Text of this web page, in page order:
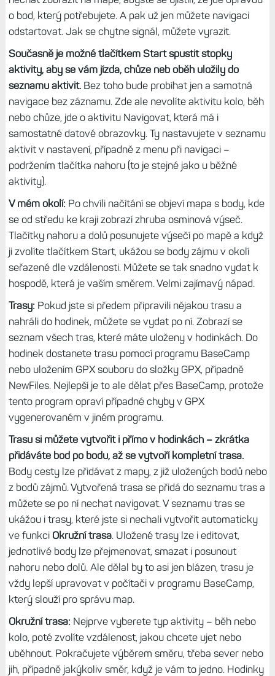
o bod, který potřebujete. A pak už jen můžete navigaci
odstartovat. Jak se chytne signál, můžete vyrazit.
Současně je možné tlačítkem Start spustit stopky
aktivity, aby se vám jízda, chůze neb oběh uložily do
seznamu aktivit.Bez toho bude probíhat jen a samotná
navigace bez záznamu. Zde ale nevolíte aktivitu kolo, běh
nebo chůze, jde o aktivitu Navigovat, která má i
samostatné datové obrazovky. Ty nastavujete v seznamu
aktivit v nastavení, případně z menu při navigaci –
podržením tlačítka nahoru (to je stejné jako u běžné
aktivity).
V mém okolí: Po chvíli načítání se objeví mapa s body, kde
se od středu ke kraji zobrazí zhruba osminová výseč.
Tlačítky nahoru a dolů posunujete výsečí po mapě a když
ji zvolíte tlačítkem Start, ukážou se body zájmu v okolí
seřazené dle vzdálenosti. Můžete se tak snadno vydat k
hospodě, která je vaším směrem. Velmi zajímavý nápad.
Trasy: Pokud jste si předem připravili nějakou trasu a
nahráli do hodinek, můžete se vydat po ní. Zobrazí se
seznam všech tras, které máte uloženy v hodinkách. Do
hodinek dostanete trasu pomocí programu BaseCamp
nebo uložením GPX souboru do složky GPX, případně
NewFiles. Nejlepší je to ale dělat přes BaseCamp, protože
tento program opraví případné chyby v GPX
vygenerovaném v jiném programu.
Trasu si můžete vytvořit i přímo v hodinkách – zkrátka
přidáváte bod po bodu, až se vytvoří kompletní trasa.
Body cesty lze přidávat z mapy, z již uložených bodů nebo
z bodů zájmů. Vytvořená trasa se přidá do seznamu tras a
můžete se po ní nechat navigovat. V seznamu tras se
ukážou i trasy, které jste si nechali vytvořit automaticky
ve funkci Okružní trasa. Uložené trasy lze i editovat,
jednotlivé body lze přejmenovat, smazat i posunout
nahoru nebo dolů. Ale dělal by to asi jen blázen, trasu je
vždy lepší upravovat v počítači v programu BaseCamp,
který slouží pro správu map.
Okružní trasa: Nejprve vyberete typ aktivity – běh nebo
kolo, poté zvolíte vzdálenost, jakou chcete ujet nebo
uběhnout. Pokračujete výběrem směru, třeba sever nebo
jih, případně jakýkoliv směr, když je vám to jedno. Hodinky